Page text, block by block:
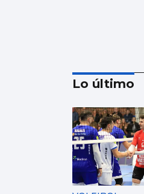
Cesantes
proyecto
por el
Lo último